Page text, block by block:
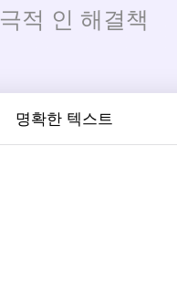
적 인 해결책
명확한 텍스트